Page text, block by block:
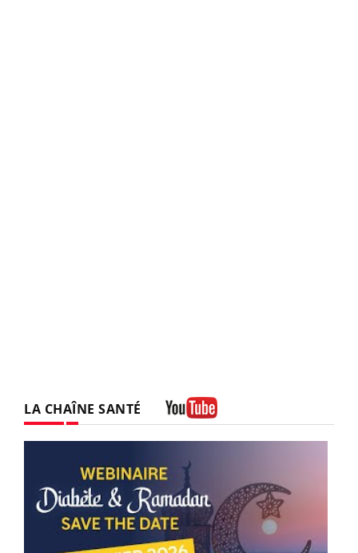
LA CHAÎNE SANTÉ